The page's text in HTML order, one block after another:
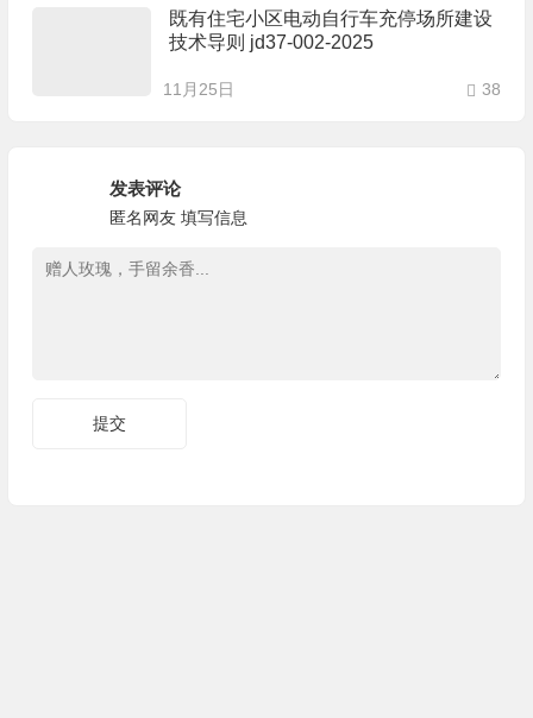
既有住宅小区电动自行车充停场所建设
技术导则 jd37-002-2025
11月25日 38
发表评论
匿名网友 填写信息